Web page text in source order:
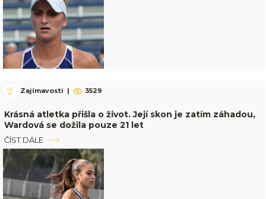
Zajímavosti | 3529
Krásná atletka přišla o život. Její skon je zatím záhadou,
Wardová se dožila pouze 21 let
ČÍST DÁLE